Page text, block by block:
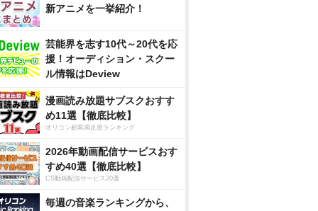
新アニメを一挙紹介！
芸能界を志す10代～20代を応
援！オーディション・スクー
ル情報はDeview
漫画読み放題サブスクおすす
め11選【徹底比較】
オリコン顧客満足度ランキング
2026年動画配信サービスおす
すめ40選【徹底比較】
CS動画配信サービス20選
毎週の音楽ランキングから、